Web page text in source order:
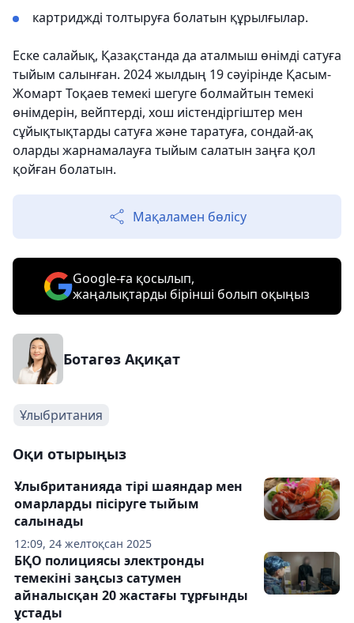
картриджді толтыруға болатын құрылғылар.
Еске салайық, Қазақстанда да аталмыш өнімді сатуға
тыйым салынған. 2024 жылдың 19 сәуірінде Қасым-
Жомарт Тоқаев темекі шегуге болмайтын темекі
өнімдерін, вейптерді, хош иістендіргіштер мен
сұйықтықтарды сатуға және таратуға, сондай-ақ
оларды жарнамалауға тыйым салатын заңға қол
қойған болатын.
Мақаламен бөлісу
Google-ға қосылып,
жаңалықтарды бірінші болып оқыңыз
Ботагөз Ақиқат
Ұлыбритания
Оқи отырыңыз
12:09, 24 желтоқсан 2025
Ұлыбританияда тірі шаяндар мен
омарларды пісіруге тыйым
салынады
БҚО полициясы электронды
темекіні заңсыз сатумен
айналысқан 20 жастағы тұрғынды
ұстады